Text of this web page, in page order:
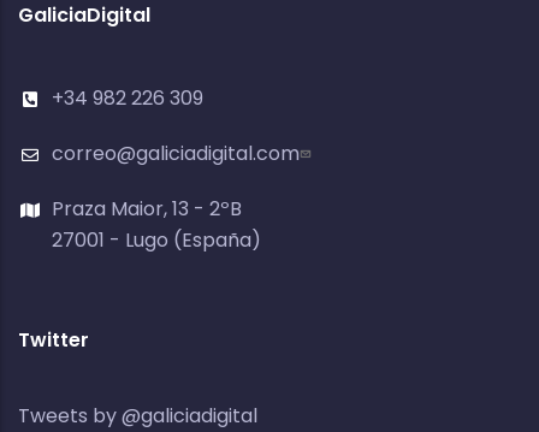
GaliciaDigital
+34 982 226 309
correo@galiciadigital.com
Praza Maior, 13 - 2ºB
27001 - Lugo (España)
Twitter
Tweets by @galiciadigital